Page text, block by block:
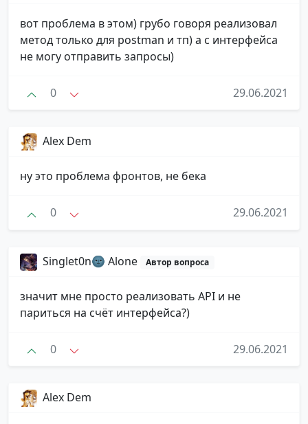
вот проблема в этом) грубо говоря реализовал
метод только для postman и тп) а с интерфейса
не могу отправить запросы)
0 29.06.2021
Alex Dem
ну это проблема фронтов, не бека
0 29.06.2021
Singlet0n🌚 Alone Автор вопроса
значит мне просто реализовать API и не
париться на счёт интерфейса?)
0 29.06.2021
Alex Dem